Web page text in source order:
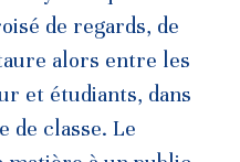
de regards, de
alors entre les
et étudiants, dans
de classe. Le